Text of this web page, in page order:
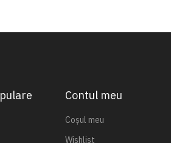
Contul meu
Coșul meu
Wishlist